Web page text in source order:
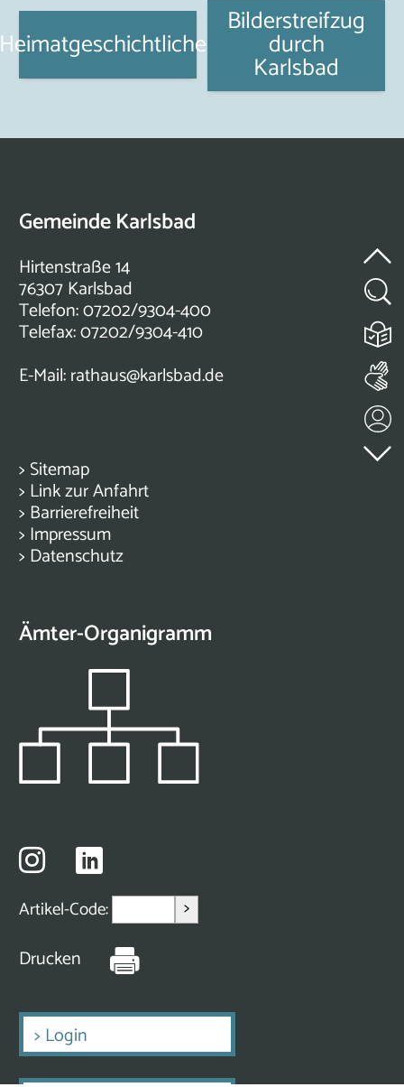
Bilderstreifzug
durch
Karlsbad
Gemeinde Karlsbad
Hirtenstraße 14
76307 Karlsbad
Telefon: 07202/9304-400
Telefax: 07202/9304-410
E-Mail:rathaus@karlsbad.de
> Sitemap
> Link zur Anfahrt
> Barrierefreiheit
> Impressum
> Datenschutz
Ämter-Organigramm
Artikel-Code: >
Drucken
> Login